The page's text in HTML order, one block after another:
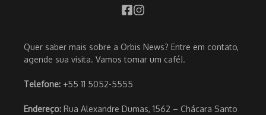
Quer saber mais sobre a Orbis News? Entre em contato,
agende sua visita. Vamos tomar um café!.
Telefone: +55 11 5052-5555
Endereço: Rua Alexandre Dumas, 1562 – Chácara Santo